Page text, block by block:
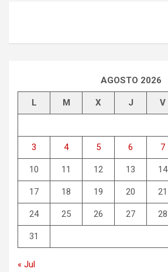
AGOSTO 2026
L M X J V
3 4 5 6 7
10 11 12 13 14
17 18 19 20 21
24 25 26 27 28
31
« Jul